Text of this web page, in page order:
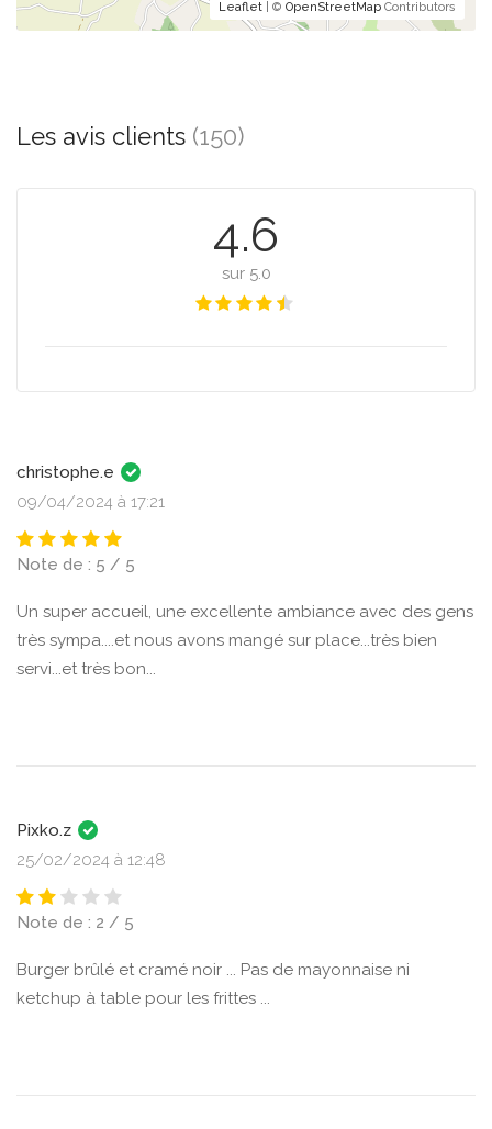
Leaflet | © OpenStreetMap Contributors
Les avis clients (150)
4.6
sur 5.0
christophe.e
09/04/2024 à 17:21
Note de : 5 / 5
Un super accueil, une excellente ambiance avec des gens
très sympa....et nous avons mangé sur place...très bien
servi...et très bon...
Pixko.z
25/02/2024 à 12:48
Note de : 2 / 5
Burger brûlé et cramé noir ... Pas de mayonnaise ni
ketchup à table pour les frittes ...